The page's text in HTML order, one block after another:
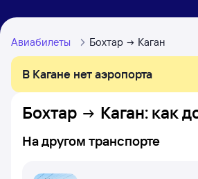
Авиабилеты Бохтар Каган
В Кагане нет аэропорта
Бохтар Каган: как
На другом транспорте